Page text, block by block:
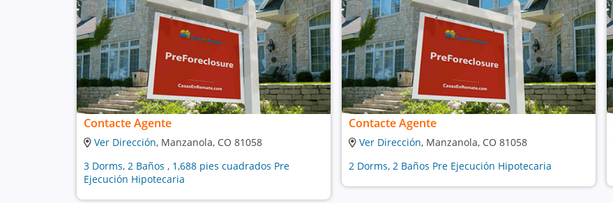
Contacte Agente
Ver Dirección, Manzanola, CO 81058
3 Dorms, 2 Baños , 1,688 pies cuadrados Pre
Ejecución Hipotecaria
Contacte Agente
Ver Dirección, Manzanola, CO 81058
2 Dorms, 2 Baños Pre Ejecución Hipotecaria